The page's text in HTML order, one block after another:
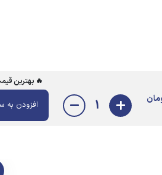
1
🔥 بهترین قیمت در ۳۰
افزودن به سبد خرید